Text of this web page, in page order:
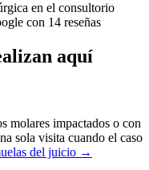
en el consultorio
con 14 reseñas
aquí
molares impactados o con
sola visita cuando el caso
del juicio →